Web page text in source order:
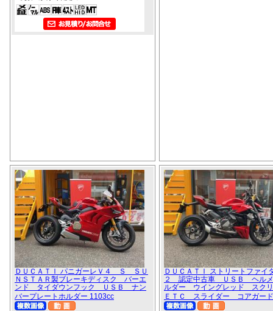
ＤＵＣＡＴＩ パニガーレＶ４ Ｓ ＳＵ
ＮＳＴＡＲ製ブレーキディスク バーエ
ンド タイダウンフック ＵＳＢ ナン
バープレートホルダー 1103cc
ＤＵＣＡＴＩ ストリートファイ
２ 認定中古車 ＵＳＢ ヘルメ
ルダー ウイングレッド スク
ＥＴＣ スライダー コアガー